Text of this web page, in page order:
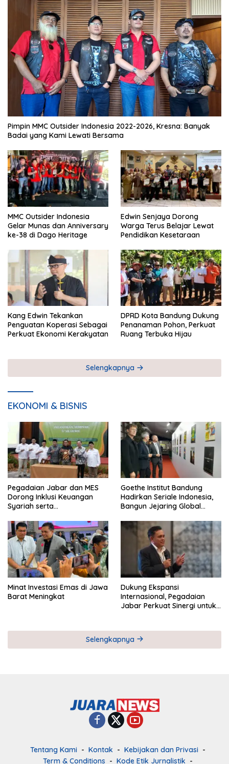
Pimpin MMC Outsider Indonesia 2022-2026, Kresna: Banyak
Badai yang Kami Lewati Bersama
MMC Outsider Indonesia
Gelar Munas dan Anniversary
ke-38 di Dago Heritage
Edwin Senjaya Dorong
Warga Terus Belajar Lewat
Pendidikan Kesetaraan
Kang Edwin Tekankan
Penguatan Koperasi Sebagai
Perkuat Ekonomi Kerakyatan
DPRD Kota Bandung Dukung
Penanaman Pohon, Perkuat
Ruang Terbuka Hijau
Selengkapnya
EKONOMI & BISNIS
Pegadaian Jabar dan MES
Dorong Inklusi Keuangan
Syariah serta
Goethe Institut Bandung
Hadirkan Seriale Indonesia,
Bangun Jejaring Global
Minat Investasi Emas di Jawa
Barat Meningkat
Dukung Ekspansi
Internasional, Pegadaian
Jabar Perkuat Sinergi untuk
Selengkapnya
Tentang Kami Kontak
Kebijakan dan Privasi
Term & Conditions
Kode Etik Jurnalistik